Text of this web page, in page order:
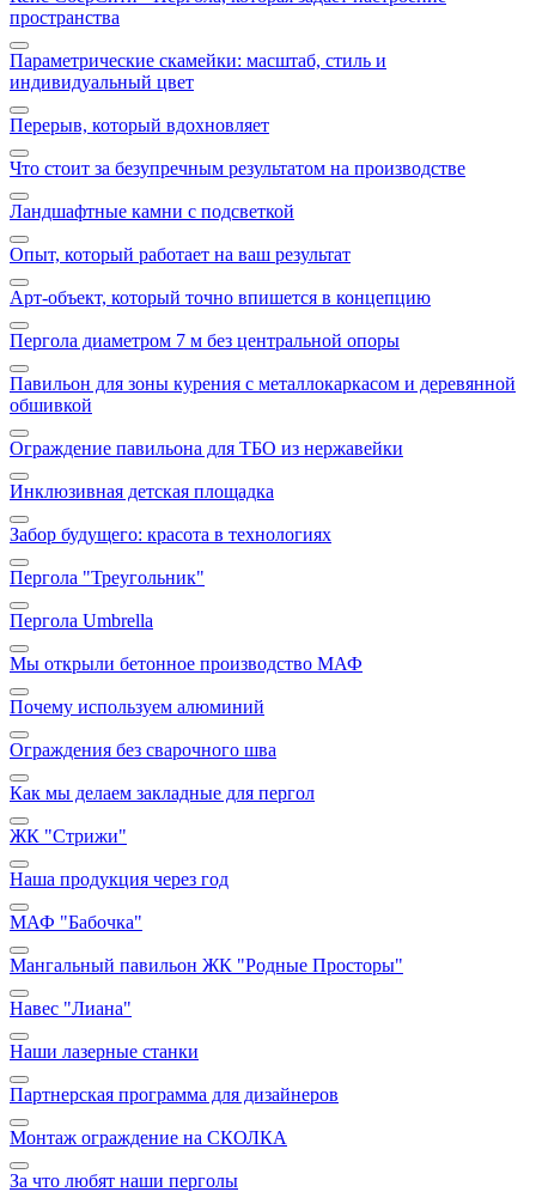
пространства
Параметрические скамейки: масштаб, стиль и
индивидуальный цвет
Перерыв, который вдохновляет
Что стоит за безупречным результатом на производстве
Ландшафтные камни с подсветкой
Опыт, который работает на ваш результат
Арт‑объект, который точно впишется в концепцию
Пергола диаметром 7 м без центральной опоры
Павильон для зоны курения с металлокаркасом и деревянной
обшивкой
Ограждение павильона для ТБО из нержавейки
Инклюзивная детская площадка
Забор будущего: красота в технологиях
Пергола "Треугольник"
Пергола Umbrella
Мы открыли бетонное производство МАФ
Почему используем алюминий
Ограждения без сварочного шва
Как мы делаем закладные для пергол
ЖК "Стрижи"
Наша продукция через год
МАФ "Бабочка"
Мангальный павильон ЖК "Родные Просторы"
Навес "Лиана"
Наши лазерные станки
Партнерская программа для дизайнеров
Монтаж ограждение на СКОЛКА
За что любят наши перголы